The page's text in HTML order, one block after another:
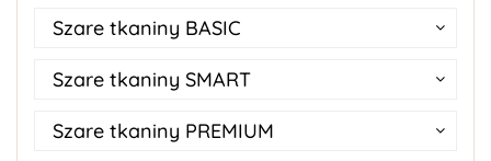
Szare tkaniny BASIC
Szare tkaniny SMART
Szare tkaniny PREMIUM